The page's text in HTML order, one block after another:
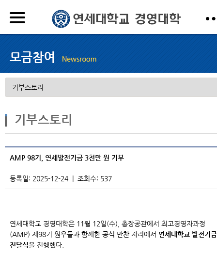
기부스토리
AMP 98기, 연세발전기금 3천만 원 기부
등록일: 2025-12-24 | 조회수: 537
연세대학교 경영대학은 11월 12일(수), 총장공관에서 최고경영자과정
(AMP) 제98기 원우들과 함께한 공식 만찬 자리에서 연세대학교 발전기금
전달식을 진행했다.